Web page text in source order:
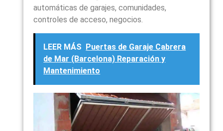
automáticas de garajes, comunidades,
controles de acceso, negocios.
LEER MÁS Puertas de Garaje Cabrera
de Mar (Barcelona) Reparación y
Mantenimiento